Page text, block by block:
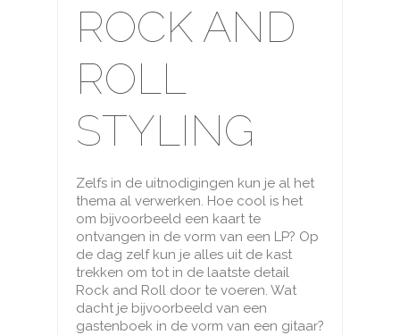
ROCK AND
ROLL
STYLING
Zelfs in de uitnodigingen kun je al het
thema al verwerken. Hoe cool is het
om bijvoorbeeld een kaart te
ontvangen in de vorm van een LP? Op
de dag zelf kun je alles uit de kast
trekken om tot in de laatste detail
Rock and Roll door te voeren. Wat
dacht je bijvoorbeeld van een
gastenboek in de vorm van een gitaar?